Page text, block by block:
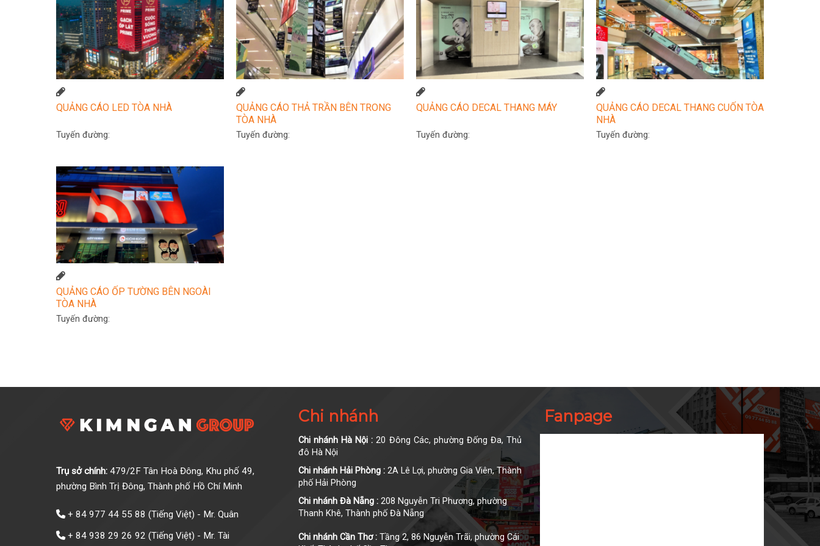
QUẢNG CÁO LED TÒA NHÀ
Tuyến đường:
QUẢNG CÁO THẢ TRẦN BÊN TRONG
TÒA NHÀ
Tuyến đường:
QUẢNG CÁO DECAL THANG MÁY
Tuyến đường:
QUẢNG CÁO DECAL THANG CUỐN TÒA
NHÀ
Tuyến đường:
QUẢNG CÁO ỐP TƯỜNG BÊN NGOÀI
TÒA NHÀ
Tuyến đường:
Trụ sở chính: 479/2F Tân Hoà Đông, Khu phố 49,
phường Bình Trị Đông, Thành phố Hồ Chí Minh
+ 84 977 44 55 88 (Tiếng Việt) - Mr. Quân
+ 84 938 29 26 92 (Tiếng Việt) - Mr. Tài
Chi nhánh
Chi nhánh Hà Nội : 20 Đông Các, phường Đống Đa, Thủ
đô Hà Nội
Chi nhánh Hải Phòng :2A Lê Lợi, phường Gia Viên, Thành
phố Hải Phòng
Chi nhánh Đà Nẵng :208 Nguyễn Tri Phương, phường
Thanh Khê, Thành phố Đà Nẵng
Chi nhánh Cần Thơ :Tầng 2, 86 Nguyễn Trãi, phường Cái
Fanpage